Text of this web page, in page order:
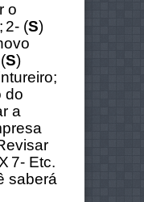
o
2- (S)
S)
do
a
7- Etc.
saberá